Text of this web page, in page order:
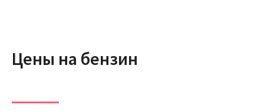
Цены на бензин